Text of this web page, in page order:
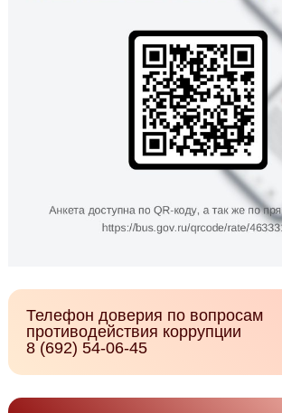
Телефон доверия по вопросам
противодействия коррупции
8 (692) 54-06-45